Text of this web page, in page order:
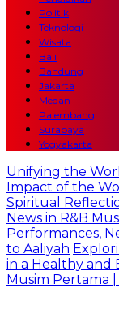
Politik
Teknologi
Wisata
Bali
Bandung
Jakarta
Medan
Palembang
Surabaya
Yogyakarta
Unifying the
Impact of the
Spiritual
News in R&B
Performances,
to Aaliyah
in a Healthy and
Musim Pertama |